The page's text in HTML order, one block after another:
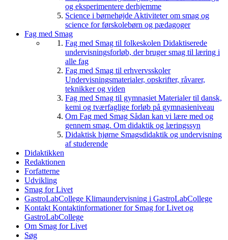
og eksperimentere derhjemme
Science i børnehøjde Aktiviteter om smag og
science for førskolebørn og pædagoger
Fag med Smag
Fag med Smag til folkeskolen Didaktiserede
undervisningsforløb, der bruger smag til læring i
alle fag
Fag med Smag til erhvervsskoler
Undervisningsmaterialer, opskrifter, råvarer,
teknikker og viden
Fag med Smag til gymnasiet Materialer til dansk,
kemi og tværfaglige forløb på gymnasieniveau
Om Fag med Smag Sådan kan vi lære med og
gennem smag. Om didaktik og læringssyn
Didaktisk hjørne Smagsdidaktik og undervisning
af studerende
Didaktikken
Redaktionen
Forfatterne
Udvikling
Smag for Livet
GastroLabCollege Klimaundervisning i GastroLabCollege
Kontakt Kontaktinformationer for Smag for Livet og
GastroLabCollege
Om Smag for Livet
Søg